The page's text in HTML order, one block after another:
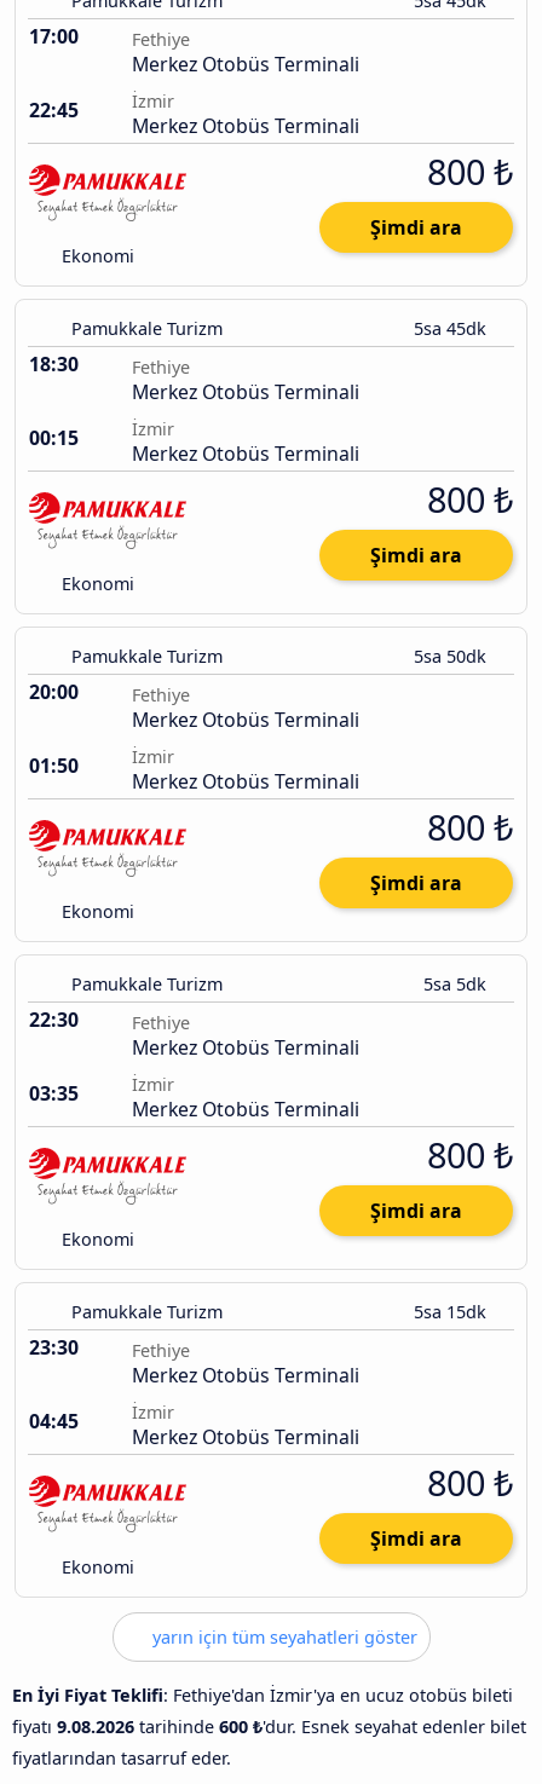
17:00 Fethiye
Merkez Otobüs Terminali
22:45
İzmir
Merkez Otobüs Terminali
Ekonomi
800 ₺
Şimdi ara
Pamukkale Turizm 5sa 45dk
18:30 Fethiye
Merkez Otobüs Terminali
00:15
İzmir
Merkez Otobüs Terminali
Ekonomi
800 ₺
Şimdi ara
Pamukkale Turizm 5sa 50dk
20:00 Fethiye
Merkez Otobüs Terminali
01:50
İzmir
Merkez Otobüs Terminali
Ekonomi
800 ₺
Şimdi ara
Pamukkale Turizm 5sa 5dk
22:30 Fethiye
Merkez Otobüs Terminali
03:35
İzmir
Merkez Otobüs Terminali
Ekonomi
800 ₺
Şimdi ara
Pamukkale Turizm 5sa 15dk
23:30 Fethiye
Merkez Otobüs Terminali
04:45
İzmir
Merkez Otobüs Terminali
Ekonomi
800 ₺
Şimdi ara
yarın için tüm seyahatleri göster
En İyi Fiyat Teklifi: Fethiye'dan İzmir'ya en ucuz otobüs bileti
fiyatı 9.08.2026 tarihinde 600 ₺'dur. Esnek seyahat edenler bilet
fiyatlarından tasarruf eder.